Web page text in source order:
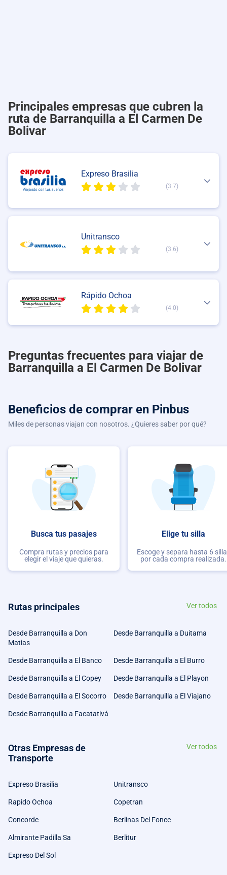
Principales empresas que cubren la
ruta de Barranquilla a El Carmen De
Bolivar
Expreso Brasilia
(3.7)
Unitransco
(3.6)
Rápido Ochoa
(4.0)
Preguntas frecuentes para viajar de
Barranquilla a El Carmen De Bolivar
Beneficios de comprar en Pinbus
Miles de personas viajan con nosotros. ¿Quieres saber por qué?
Busca tus pasajes
Compra rutas y precios para
elegir el viaje que quieras.
Elige tu silla
Escoge y separa hasta 6
por cada compra realizada.
Rutas principales Ver todos
Desde Barranquilla a Don
Matias
Desde Barranquilla a Duitama
Desde Barranquilla a El Banco Desde Barranquilla a El Burro
Desde Barranquilla a El Copey Desde Barranquilla a El Playon
Desde Barranquilla a El Socorro Desde Barranquilla a El Viajano
Desde Barranquilla a Facatativá
Otras Empresas de
Transporte
Ver todos
Expreso Brasilia Unitransco
Rapido Ochoa Copetran
Concorde Berlinas Del Fonce
Almirante Padilla Sa Berlitur
Expreso Del Sol